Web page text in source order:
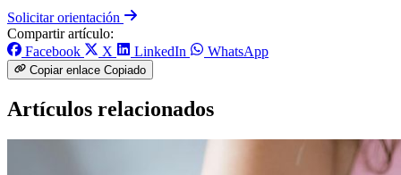
Solicitar orientación
Compartir artículo:
Facebook
X LinkedIn WhatsApp
Copiar enlace Copiado
Artículos relacionados